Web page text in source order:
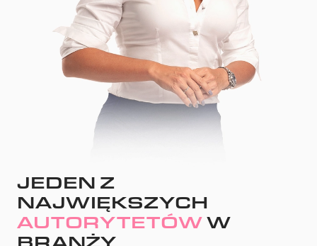
JEDEN Z
NAJWIĘKSZYCH
AUTORYTETÓWW
BRANŻY